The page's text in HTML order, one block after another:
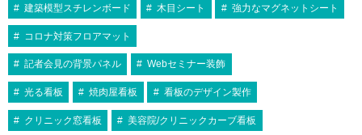
建築模型スチレンボード 木目シート 強力なマグネットシート
コロナ対策フロアマット
記者会見の背景パネル Webセミナー装飾
光る看板 焼肉屋看板 看板のデザイン製作
クリニック窓看板 美容院/クリニックカーブ看板